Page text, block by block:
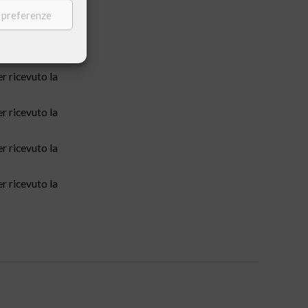
la
la
ricevuto la
ricevuto la
ricevuto la
ricevuto la